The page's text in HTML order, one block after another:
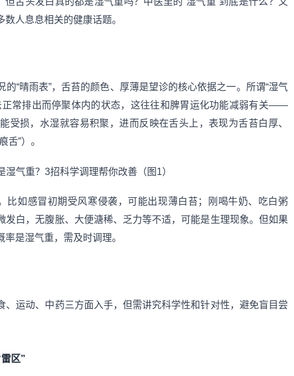
人息息相关的健康话题。
“晴雨表”，舌苔的颜色、厚薄是望诊的核心依据之一。所谓“湿气
正常排出而停聚体内的状态，这往往和脾胃运化功能减弱有关——
受损，水湿就容易积聚，进而反映在舌头上，表现为舌苔白厚、
舌”）。
比如感冒初期受风寒侵袭，可能出现薄白苔；刚喝牛奶、吃白粥
发白，无腹胀、大便溏稀、乏力等不适，可能是生理现象。但如果
是湿气重，需及时调理。
、运动、中药三方面入手，但需讲究科学性和针对性，避免盲目尝
区”